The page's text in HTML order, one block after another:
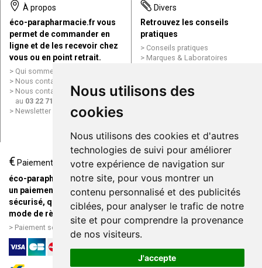
Nous utilisons des
cookies
Nous utilisons des cookies et d'autres
technologies de suivi pour améliorer
votre expérience de navigation sur
notre site, pour vous montrer un
contenu personnalisé et des publicités
ciblées, pour analyser le trafic de notre
site et pour comprendre la provenance
de nos visiteurs.
J'accepte
À propos
éco-parapharmacie.fr vous
permet de commander en
ligne et de les recevoir chez
vous ou en point retrait.
Qui sommes nous ?
Nous contacter par e-mail
Nous contacter par téléphone
au 03 22 71 64 10
Newsletter
Divers
Retrouvez les conseils
pratiques
Conseils pratiques
Marques & Laboratoires
Mentions légales
Données personnelles
ligne
€ Paiement
éco-parapharmacie.fr offre
un paiement entièrement
sécurisé, quel que soit le
mode de règlement
Paiement sécurisé et simple
Livraison / Point retrait
Commandez en ligne et
recevez votre commande
rapidement chez vous ou en
point retrait
Livraison chez vous ou en